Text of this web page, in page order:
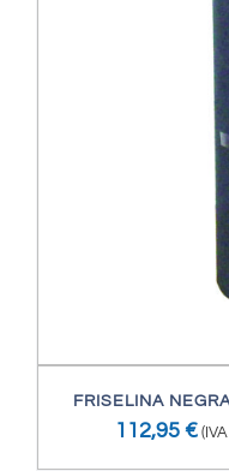
FRISELINA
112,95 €